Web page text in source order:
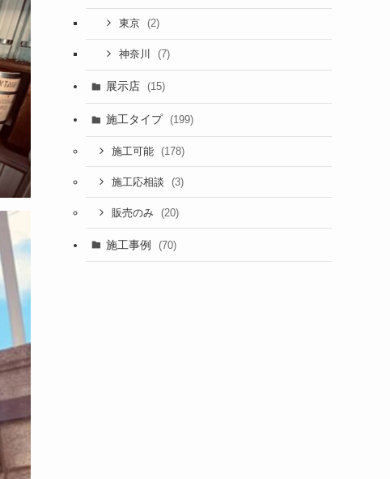
東京 (2)
神奈川 (7)
展示店 (15)
施工タイプ (199)
施工可能 (178)
施工応相談 (3)
販売のみ (20)
施工事例 (70)